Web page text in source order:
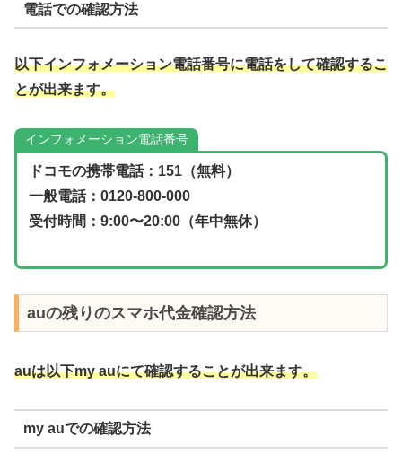
電話での確認方法
以下インフォメーション電話番号に電話をして確認するこ
とが出来ます。
インフォメーション電話番号
ドコモの携帯電話：151（無料）
一般電話：0120-800-000
受付時間：9:00〜20:00（年中無休）
auの残りのスマホ代金確認方法
auは以下my auにて確認することが出来ます。
my auでの確認方法